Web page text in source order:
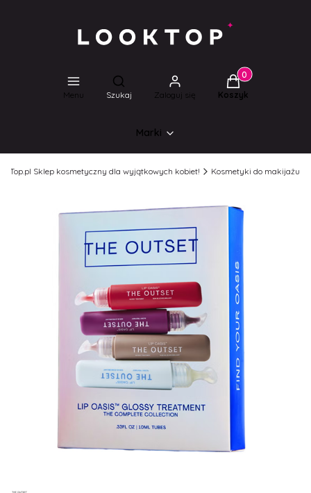
Menu
Otwórz wyszukiwarkę
Szukaj Zaloguj się
Produkty w
Koszyk
Marki
Sklep kosmetyczny dla wyjątkowych kobiet! Kosmetyki do makijażu